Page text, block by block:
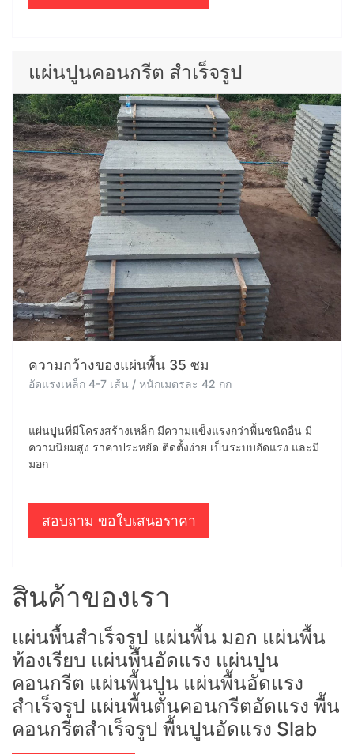
แผ่นปูนคอนกรีต สำเร็จรูป
ความกว้างของแผ่นพื้น 35 ซม
อัดแรงเหล็ก 4-7 เส้น / หนักเมตรละ 42 กก
แผ่นปูนที่มีโครงสร้างเหล็ก มีความแข็งแรงกว่าพื้นชนิดอื่น มี
ความนิยมสูง ราคาประหยัด ติดตั้งง่าย เป็นระบบอัดแรง และมี
มอก
สอบถาม ขอใบเสนอราคา
สินค้าของเรา
แผ่นพื้นสำเร็จรูป แผ่นพื้น มอก แผ่นพื้น
ท้องเรียบ แผ่นพื้นอัดแรง แผ่นปูน
คอนกรีต แผ่นพื้นปูน แผ่นพื้นอัดแรง
สำเร็จรูป แผ่นพื้นตันคอนกรีตอัดแรง พื้น
คอนกรีตสำเร็จรูป พื้นปูนอัดแรง Slab